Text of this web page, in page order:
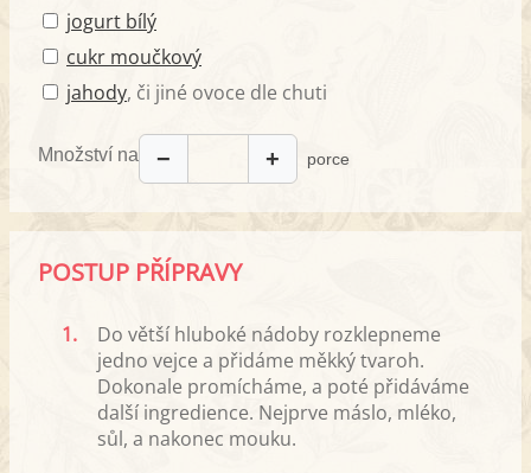
jogurt bílý
cukr moučkový
jahody, či jiné ovoce dle chuti
Množství na − + porce
POSTUP PŘÍPRAVY
1.
Do větší hluboké nádoby rozklepneme
jedno vejce a přidáme měkký tvaroh.
Dokonale promícháme, a poté přidáváme
další ingredience. Nejprve máslo, mléko,
sůl, a nakonec mouku.